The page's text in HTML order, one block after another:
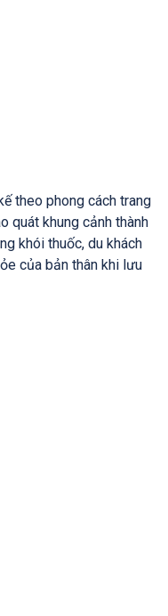
theo phong cách trang
quát khung cảnh thành
khói thuốc, du khách
của bản thân khi lưu